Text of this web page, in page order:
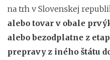
na trh v Slovenskej
alebo tovar v obale
alebo bezodplatne z
prepravy z iného štátu